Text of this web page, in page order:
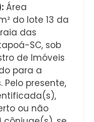
Área
do lote 13 da
das
SC, sob
de Imóveis
para a
Pelo presente,
ou não